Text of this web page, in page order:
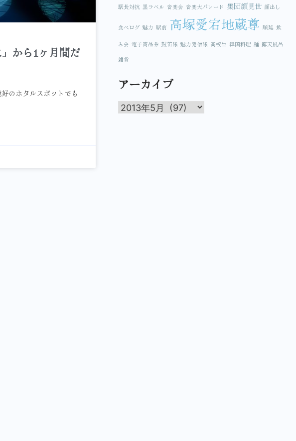
から1ヶ月間だ
のホタルスポットでも
駅長対抗 黒ラベル 音楽会 音楽大パレード 集団顔見世 顔出し
食べログ 魅力 駅前 高塚愛宕地蔵尊 順延 飲
み会 電子商品券 鼓笛隊 魅力発信隊 高校生 韓国料理 麺 露天風呂
雑貨
アーカイブ